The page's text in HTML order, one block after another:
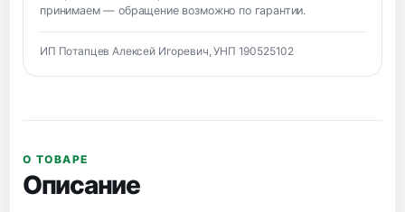
принимаем — обращение возможно по гарантии.
ИП Потапцев Алексей Игоревич, УНП 190525102
О ТОВАРЕ
Описание